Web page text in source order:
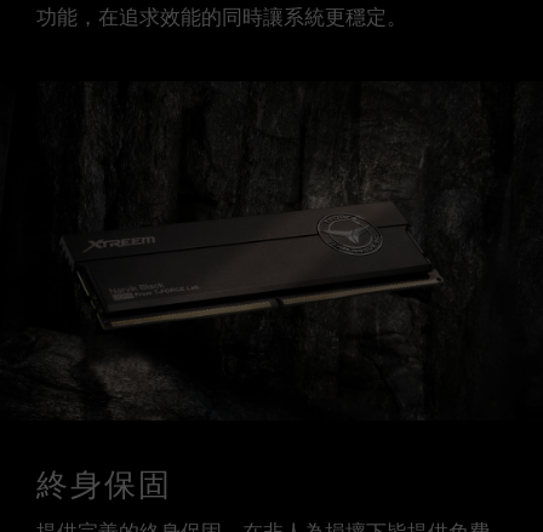
功能，在追求效能的同時讓系統更穩定。
終身保固